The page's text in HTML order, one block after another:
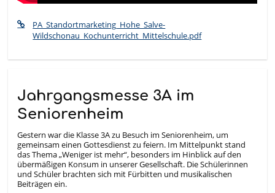
PA_Standortmarketing_Hohe_Salve-
Wildschonau_Kochunterricht_Mittelschule.pdf
Jahrgangsmesse 3A im
Seniorenheim
Gestern war die Klasse 3A zu Besuch im Seniorenheim, um
gemeinsam einen Gottesdienst zu feiern. Im Mittelpunkt stand
das Thema „Weniger ist mehr“, besonders im Hinblick auf den
übermäßigen Konsum in unserer Gesellschaft. Die Schülerinnen
und Schüler brachten sich mit Fürbitten und musikalischen
Beiträgen ein.